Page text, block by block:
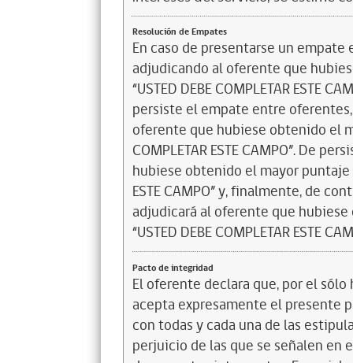
Resolución de Empates
En caso de presentarse un
adjudicando al oferente que
“USTED DEBE COMPLETAR ESTE
persiste el empate entre
oferente que hubiese obtenido el
COMPLETAR ESTE CAMPO”. De
hubiese obtenido el mayor puntaje
ESTE CAMPO” y, finalmente, de
adjudicará al oferente que
“USTED DEBE COMPLETAR ESTE
Pacto de integridad
El oferente declara que, por el
acepta expresamente el presente
con todas y cada una de las
perjuicio de las que se señalen en